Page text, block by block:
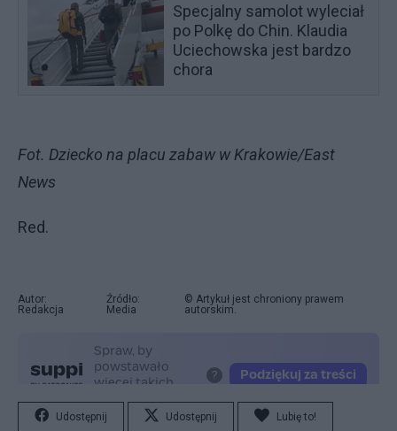
Specjalny samolot wyleciał
po Polkę do Chin. Klaudia
Uciechowska jest bardzo
chora
Fot. Dziecko na placu zabaw w Krakowie/East
News
Red.
Autor:
Redakcja
Źródło:
Media
© Artykuł jest chroniony prawem
autorskim.
Udostępnij Udostępnij Lubię to!